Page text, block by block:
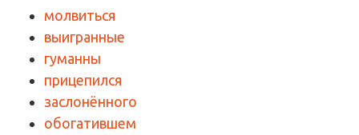
молвиться
выигранные
гуманны
прицепился
заслонённого
обогатившем